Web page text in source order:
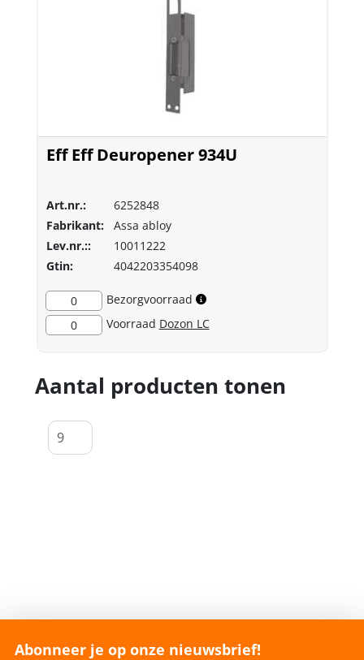
Eff Eff Deuropener 934U
Art.nr.:
6252848
Fabrikant:
Assa abloy
Lev.nr.::
10011222
Gtin:
4042203354098
0
Bezorgvoorraad
0
Voorraad Dozon LC
Aantal producten tonen
Abonneer je op onze nieuwsbrief!